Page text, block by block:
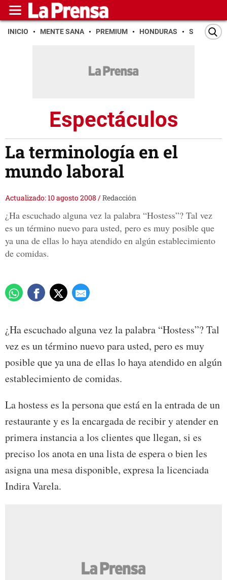
INICIO MENTE SANA PREMIUM HONDURAS SAN PEDRO
Espectáculos
La terminología en el
mundo laboral
Actualizado: 10 agosto 2008 /Redacción
¿Ha escuchado alguna vez la palabra “Hostess”? Tal vez
es un término nuevo para usted, pero es muy posible que
ya una de ellas lo haya atendido en algún establecimiento
de comidas.
¿Ha escuchado alguna vez la palabra “Hostess”? Tal
vez es un término nuevo para usted, pero es muy
posible que ya una de ellas lo haya atendido en algún
establecimiento de comidas.
La hostess es la persona que está en la entrada de un
restaurante y es la encargada de recibir y atender en
primera instancia a los clientes que llegan, si es
preciso los anota en una lista de espera o bien les
asigna una mesa disponible, expresa la licenciada
Indira Varela.